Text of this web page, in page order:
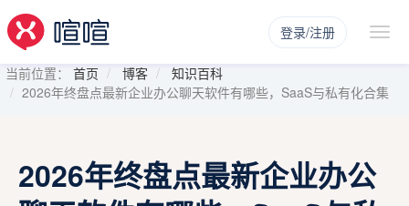
登录/注册
当前位置： 首页 博客
知识百科
2026年终盘点最新企业办公聊天软件有哪些，SaaS与私有化合集
2026年终盘点最新企业办公